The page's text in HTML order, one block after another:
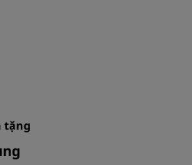
tặng